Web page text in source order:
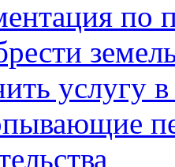
по
услугу в